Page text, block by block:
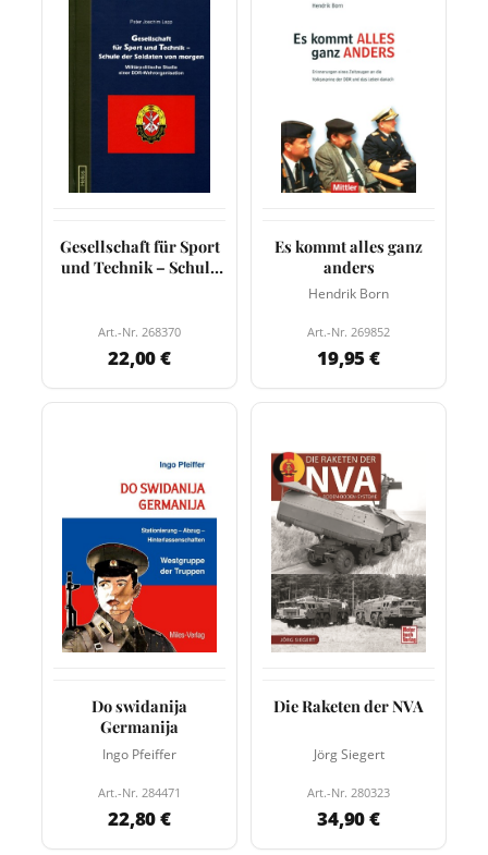
Gesellschaft für Sport
und Technik – Schule
Art.-Nr. 268370
22,00 €
Es kommt alles ganz
anders
Hendrik Born
Art.-Nr. 269852
19,95 €
Do swidanija
Germanija
Ingo Pfeiffer
Art.-Nr. 284471
22,80 €
Die Raketen der NVA
Jörg Siegert
Art.-Nr. 280323
34,90 €